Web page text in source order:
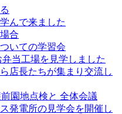
んで来ました
合
いての学習会
当工場を見学しました
店長たちが集まり交流し
園地点検と 全体会議
発電所の見学会を開催し